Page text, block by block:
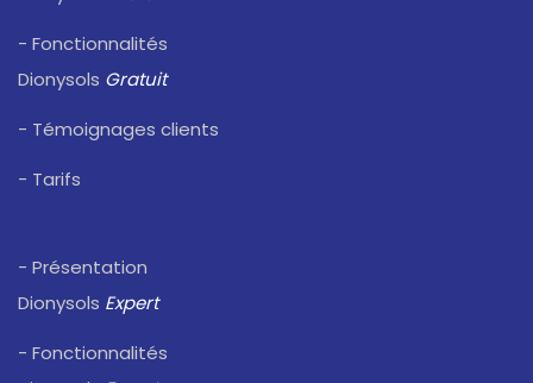
- Fonctionnalités
Dionysols Gratuit
- Témoignages clients
- Tarifs
- Présentation
Dionysols Expert
- Fonctionnalités